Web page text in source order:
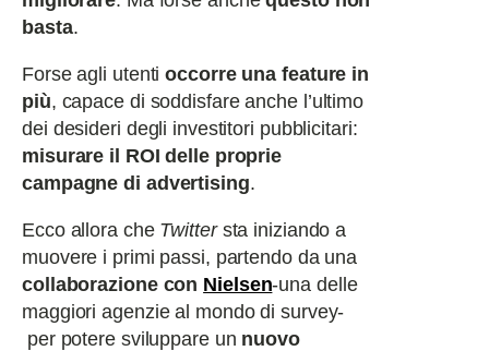
basta.
Forse agli utentioccorre una feature in
più, capace di soddisfare anche l’ultimo
dei desideri degli investitori pubblicitari:
misurare il ROI delle proprie
campagne di advertising.
Ecco allora che Twittersta iniziando a
muovere i primi passi, partendo da una
collaborazione con Nielsen-una delle
maggiori agenzie al mondo di survey-
per potere sviluppare un nuovo